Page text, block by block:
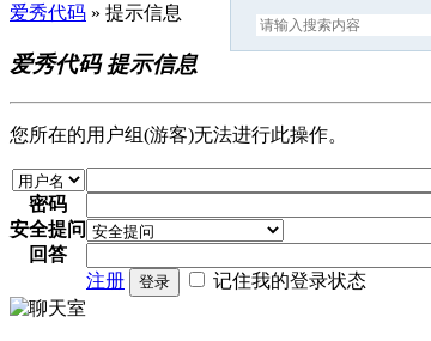
爱秀代码 » 提示信息
爱秀代码 提示信息
您所在的用户组(游客)无法进行此操作。
密码
安全提问
回答
注册
登录 记住我的登录状态